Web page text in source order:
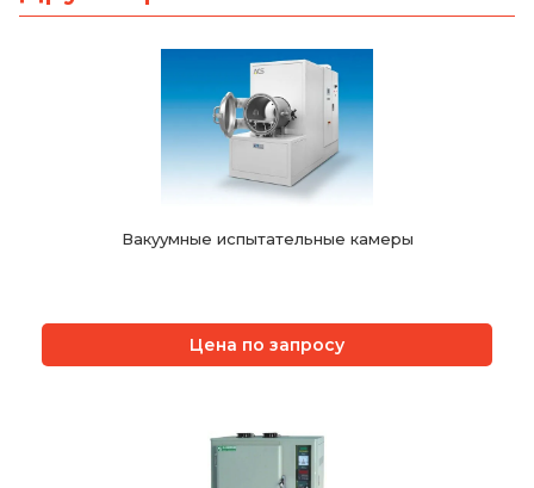
Вакуумные испытательные камеры
Цена по запросу